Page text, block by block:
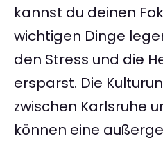
kannst du deinen
wichtigen Dinge
den Stress und die
ersparst. Die
zwischen Karlsruhe
können eine